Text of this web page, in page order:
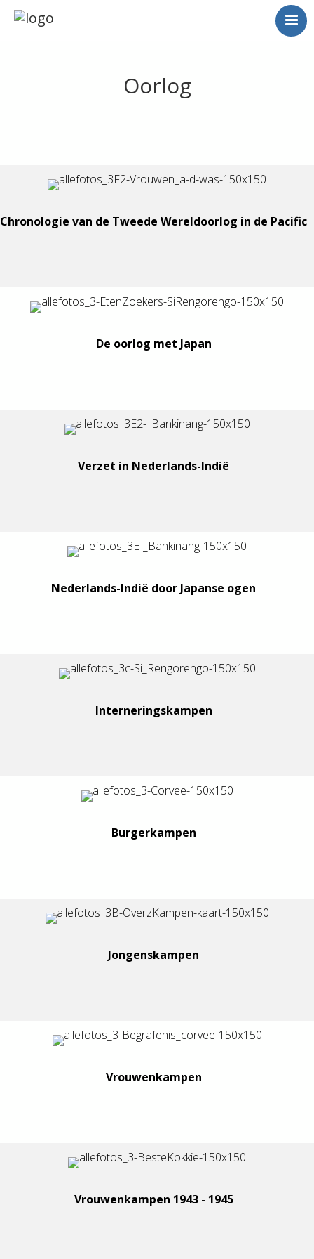
Oorlog
Chronologie van de Tweede Wereldoorlog in de Pacific
De oorlog met Japan
Verzet in Nederlands-Indië
Nederlands-Indië door Japanse ogen
Interneringskampen
Burgerkampen
Jongenskampen
Vrouwenkampen
Vrouwenkampen 1943 - 1945